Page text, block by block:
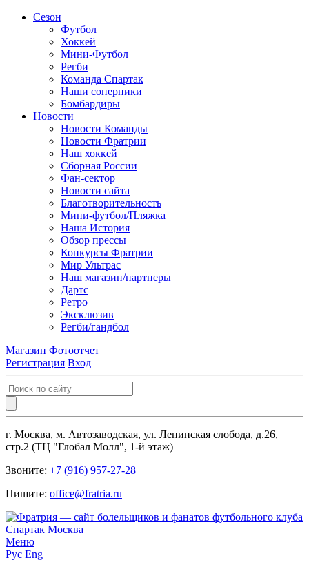
Сезон
Футбол
Хоккей
Мини-Футбол
Регби
Команда Спартак
Наши соперники
Бомбардиры
Новости
Новости Команды
Новости Фратрии
Наш хоккей
Сборная России
Фан-cектор
Новости сайта
Благотворительность
Мини-футбол/Пляжка
Наша История
Обзор прессы
Конкурсы Фратрии
Мир Ультрас
Наш магазин/партнеры
Дартс
Ретро
Эксклюзив
Регби/гандбол
Магазин Фотоотчет
Регистрация Вход
г. Москва, м. Автозаводская, ул. Ленинская слобода, д.26,
стр.2 (ТЦ "Глобал Молл", 1-й этаж)
Звоните: +7 (916) 957-27-28
Пишите: office@fratria.ru
Меню
Рус Eng